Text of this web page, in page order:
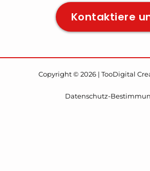
Kontaktiere
Copyright © 2026 | TooDigital
Datenschutz-